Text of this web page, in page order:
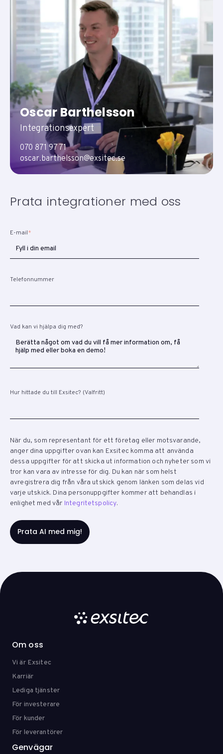
Oscar Barthelsson
Integrationsexpert
070 871 97 71
oscar.barthelsson@exsitec.se
Prata integrationer med oss
E-mail*
Telefonnummer
Vad kan vi hjälpa dig med?
Hur hittade du till Exsitec? (Valfritt)
När du, som representant för ett företag eller motsvarande,
anger dina uppgifter ovan kan Exsitec komma att använda
dessa uppgifter för att skicka ut information och nyheter som vi
tror kan vara av intresse för dig. Du kan när som helst
avregistrera dig från våra utskick genom länken som delas vid
varje utskick. Dina personuppgifter kommer att behandlas i
enlighet med vår Integritetspolicy.
Om oss
Vi är Exsitec
Karriär
Lediga tjänster
För investerare
För kunder
För leverantörer
Genvägar